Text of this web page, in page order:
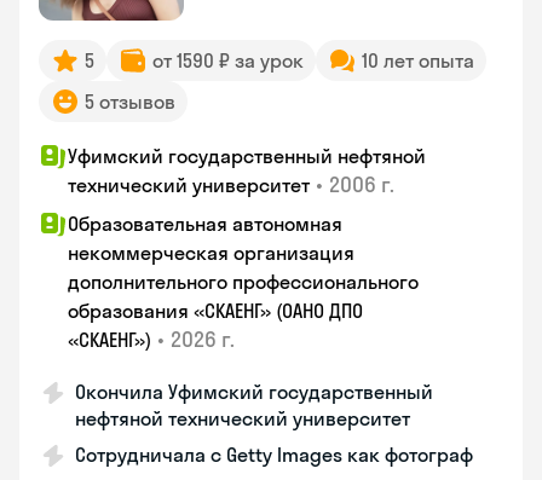
5 от 1590 ₽ за урок
10 лет опыта
5 отзывов
Уфимский государственный нефтяной
технический университет • 2006 г.
Образовательная автономная
некоммерческая организация
дополнительного профессионального
образования «СКАЕНГ» (ОАНО ДПО
«СКАЕНГ») • 2026 г.
Окончила Уфимский государственный
нефтяной технический университет
Сотрудничала с Getty Images как фотограф